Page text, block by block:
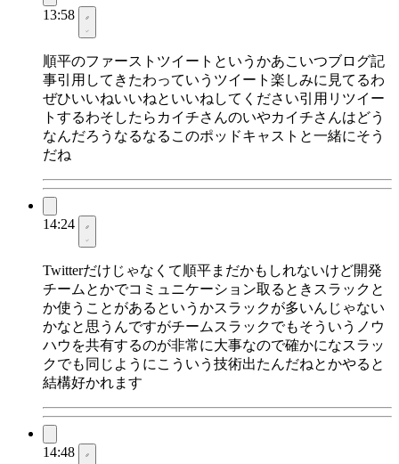
13:58
順平のファーストツイートというかあこいつブログ記
事引用してきたわっていうツイート楽しみに見てるわ
ぜひいいねいいねといいねしてください引用リツイー
トするわそしたらカイチさんのいやカイチさんはどう
なんだろうなるなるこのポッドキャストと一緒にそう
だね
14:24
Twitterだけじゃなくて順平まだかもしれないけど開発
チームとかでコミュニケーション取るときスラックと
か使うことがあるというかスラックが多いんじゃない
かなと思うんですがチームスラックでもそういうノウ
ハウを共有するのが非常に大事なので確かになスラッ
クでも同じようにこういう技術出たんだねとかやると
結構好かれます
14:48